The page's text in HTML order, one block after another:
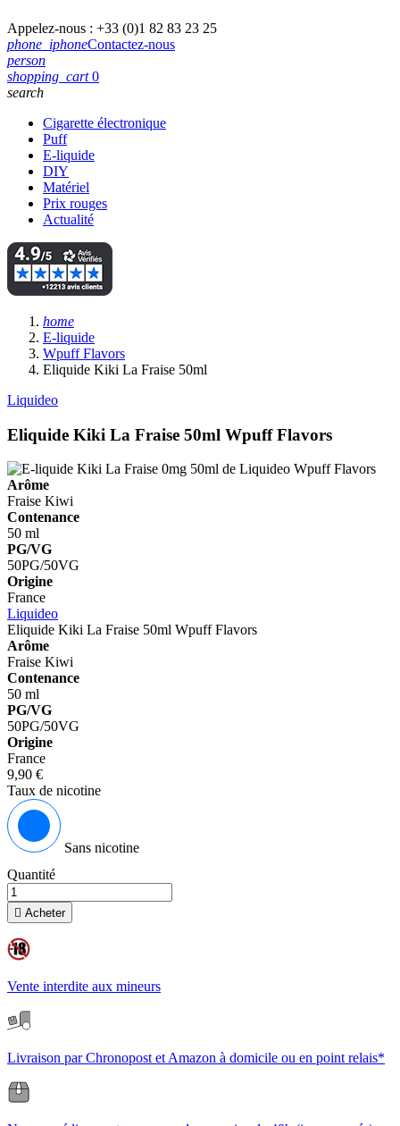
Appelez-nous : +33 (0)1 82 83 23 25
phone_iphoneContactez-nous
person
shopping_cart 0
search
Cigarette électronique
Puff
E-liquide
DIY
Matériel
Prix rouges
Actualité
home
E-liquide
Wpuff Flavors
Eliquide Kiki La Fraise 50ml
Liquideo
Eliquide Kiki La Fraise 50ml Wpuff Flavors
Arôme
Fraise Kiwi
Contenance
50 ml
PG/VG
50PG/50VG
Origine
France
Liquideo
Eliquide Kiki La Fraise 50ml Wpuff Flavors
Arôme
Fraise Kiwi
Contenance
50 ml
PG/VG
50PG/50VG
Origine
France
9,90 €
Taux de nicotine
Sans nicotine
Quantité
 Acheter
Vente interdite aux mineurs
Livraison par Chronopost et Amazon à domicile ou en point relais*